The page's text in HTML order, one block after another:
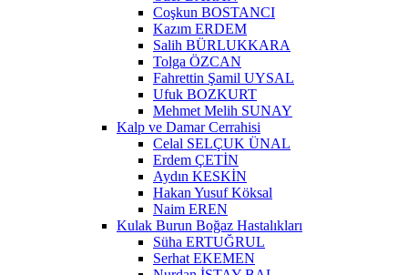
Coşkun BOSTANCI
Kazım ERDEM
Salih BÜRLUKKARA
Tolga ÖZCAN
Fahrettin Şamil UYSAL
Ufuk BOZKURT
Mehmet Melih SUNAY
Kalp ve Damar Cerrahisi
Celal SELÇUK ÜNAL
Erdem ÇETİN
Aydın KESKİN
Hakan Yusuf Köksal
Naim EREN
Kulak Burun Boğaz Hastalıkları
Süha ERTUĞRUL
Serhat EKEMEN